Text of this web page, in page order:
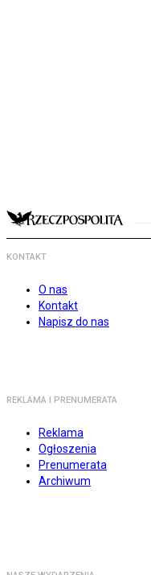
KONTAKT
O nas
Kontakt
Napisz do nas
REKLAMA I PRENUMERATA
Reklama
Ogłoszenia
Prenumerata
Archiwum